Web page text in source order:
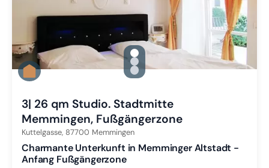
gallery.slide_selector
Zu Slide 1 wechseln
Zu Slide 2 wechseln
Zu Slide 3 wechseln
3| 26 qm Studio. Stadtmitte
Memmingen, Fußgängerzone
Kuttelgasse, 87700 Memmingen
Charmante Unterkunft in Memminger Altstadt -
Anfang Fußgängerzone